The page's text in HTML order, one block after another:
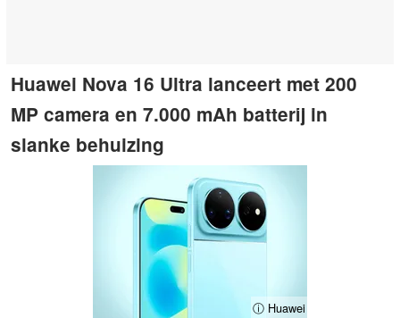
Huawei Nova 16 Ultra lanceert met 200
MP camera en 7.000 mAh batterij in
slanke behuizing
ⓘ Huawei